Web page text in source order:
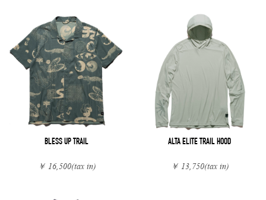
BLESS UP TRAIL
￥ 16,500(tax in)
ALTA ELITE TRAIL HOOD
￥ 13,750(tax in)